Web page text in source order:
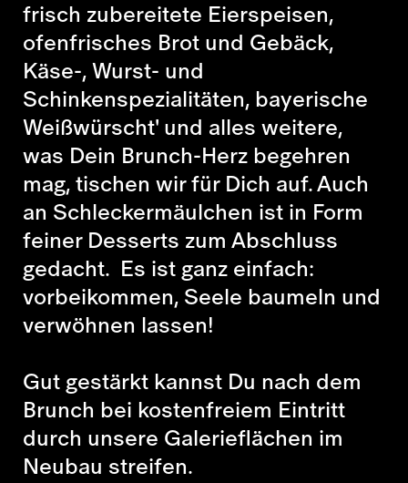
frisch zubereitete Eierspeisen,
ofenfrisches Brot und Gebäck,
Käse-, Wurst- und
Schinkenspezialitäten, bayerische
Weißwürscht' und alles weitere,
was Dein Brunch-Herz begehren
mag, tischen wir für Dich auf. Auch
an Schleckermäulchen ist in Form
feiner Desserts zum Abschluss
gedacht. Es ist ganz einfach:
vorbeikommen, Seele baumeln und
verwöhnen lassen!
Gut gestärkt kannst Du nach dem
Brunch bei kostenfreiem Eintritt
durch unsere Galerieflächen im
Neubau streifen.